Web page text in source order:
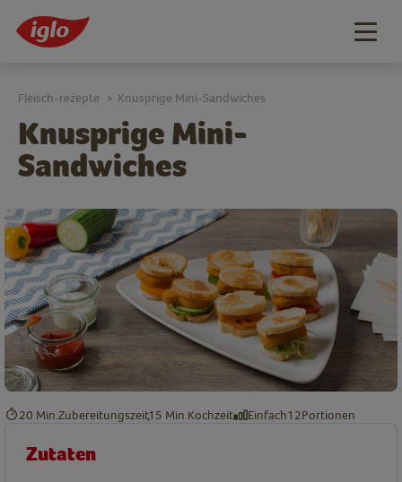
Knusprige Mini-
Sandwiches
Fleisch-rezepte > Knusprige Mini-Sandwiches
20 Min. Zubereitungszeit15 Min. Kochzeit Einfach12Portionen
Zutaten